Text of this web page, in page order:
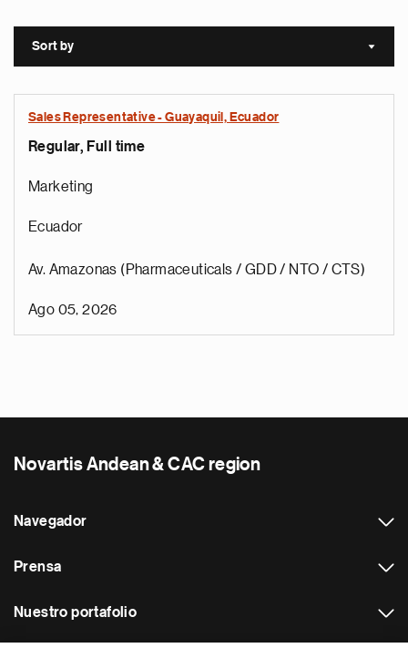
Sort by Sort
Sales Representative - Guayaquil, Ecuador
Regular, Full time
Marketing
Ecuador
Av. Amazonas (Pharmaceuticals / GDD / NTO / CTS)
Ago 05, 2026
Novartis Andean & CAC region
Navegador
Prensa
Nuestro portafolio